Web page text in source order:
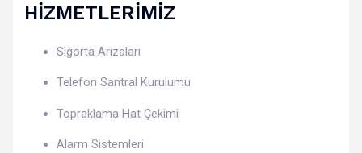
HİZMETLERİMİZ
Sigorta Arızaları
Telefon Santral Kurulumu
Topraklama Hat Çekimi
Alarm Sistemleri